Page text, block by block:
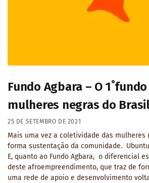
Fundo Agbara – O
mulheres negras do
25 DE SETEMBRO DE 2021
Mais uma vez a coletividade das mulheres
forma sustentação da comunidade.
E, quanto ao Fundo Agbara, o diferencial
deste afroempreendimento, que traz de
uma rede de apoio e desenvolvimento